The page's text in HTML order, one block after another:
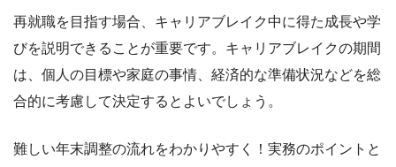
再就職を目指す場合、キャリアブレイク中に得た成長や学
びを説明できることが重要です。キャリアブレイクの期間
は、個人の目標や家庭の事情、経済的な準備状況などを総
合的に考慮して決定するとよいでしょう。
難しい年末調整の流れをわかりやすく！実務のポイントと